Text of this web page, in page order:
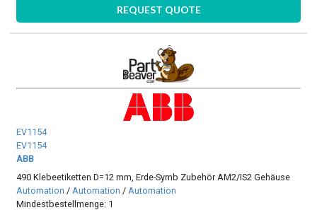
REQUEST QUOTE
EV1154
EV1154
ABB
490 Klebeetiketten D=12 mm, Erde-Symb Zubehör AM2/IS2 Gehäuse
Automation / Automation / Automation
Mindestbestellmenge: 1